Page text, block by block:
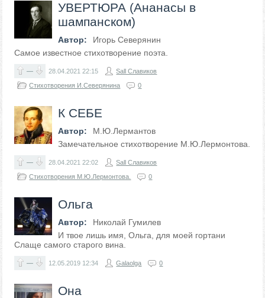
УВЕРТЮРА (Ананасы в
шампанском)
Автор:
Игорь Северянин
Самое известное стихотворение поэта.
— 28.04.202122:15
Sall Славиков
Стихотворения И.Северянина
0
К СЕБЕ
Автор:
М.Ю.Лермантов
Замечательное стихотворение М.Ю.Лермонтова.
— 28.04.202122:02
Sall Славиков
Стихотворения М.Ю.Лермонтова.
0
Ольга
Автор:
Николай Гумилев
И твое лишь имя, Ольга, для моей гортани
Слаще самого старого вина.
— 12.05.2019 12:34 Galaolga 0
Она